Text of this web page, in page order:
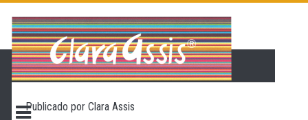
PÁGINA INICIAL
LOJA VIRTUAL
CONTATO
Publicado porClara Assis